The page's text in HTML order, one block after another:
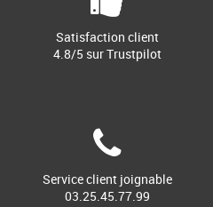
Satisfaction client
4.8/5 sur Trustpilot
Service client joignable
03.25.45.77.99